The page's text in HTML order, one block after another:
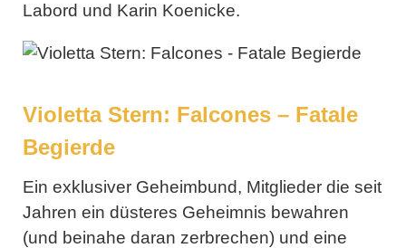
Labord und Karin Koenicke.
Violetta Stern: Falcones – Fatale
Begierde
Ein exklusiver Geheimbund, Mitglieder die seit
Jahren ein düsteres Geheimnis bewahren
(und beinahe daran zerbrechen) und eine